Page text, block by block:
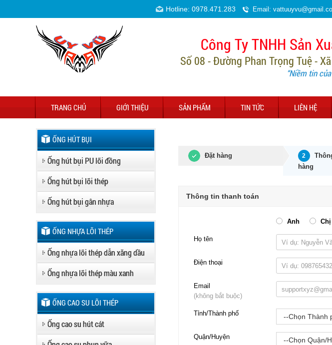
Hotline: 0978.471.283 Email:
Công Ty TNHH Sản
Số 08 - Đường Phan Trọng Tuệ -
“Niềm tin
TRANG CHỦ GIỚI THIỆU SẢN PHẨM TIN TỨC LIÊN HỆ
ỐNG HÚT BỤI
Ống hút bụi PU lõi đồng
Ống hút bụi lõi thép
Ống hút bụi gân nhựa
ỐNG NHỰA LÕI THÉP
Ống nhựa lõi thép dẫn xăng dầu
Ống nhựa lõi thép màu xanh
ỐNG CAO SU LÕI THÉP
Ống cao su hút cát
Đặt hàng 2
hàng
Thông tin thanh toán
Anh Chị
Họ tên
Điện thoại
Email
(không bắt buộc)
Tỉnh/Thành phố
Quận/Huyện